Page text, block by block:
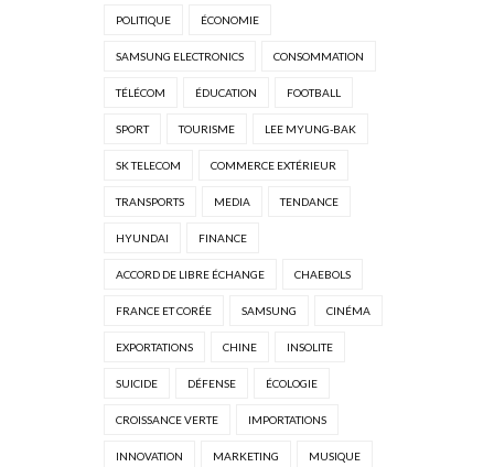
POLITIQUE ÉCONOMIE
SAMSUNG ELECTRONICS CONSOMMATION
TÉLÉCOM ÉDUCATION FOOTBALL
SPORT TOURISME LEE MYUNG-BAK
SK TELECOM COMMERCE EXTÉRIEUR
TRANSPORTS MEDIA TENDANCE
HYUNDAI FINANCE
ACCORD DE LIBRE ÉCHANGE CHAEBOLS
FRANCE ET CORÉE SAMSUNG CINÉMA
EXPORTATIONS CHINE INSOLITE
SUICIDE DÉFENSE ÉCOLOGIE
CROISSANCE VERTE IMPORTATIONS
INNOVATION MARKETING MUSIQUE